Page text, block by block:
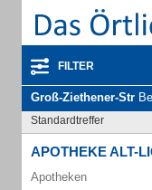
FILTER
Groß-Ziethener-Str
Standardtreffer
APOTHEKE ALT-
Apotheken